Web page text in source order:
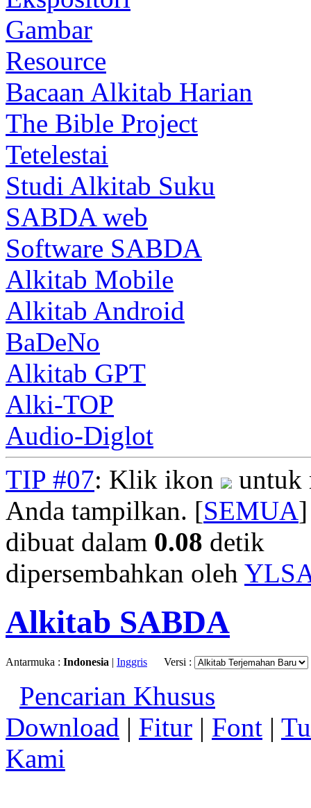
Gambar
Resource
Bacaan Alkitab Harian
The Bible Project
Tetelestai
Studi Alkitab Suku
SABDA web
Software SABDA
Alkitab Mobile
Alkitab Android
BaDeNo
Alkitab GPT
Alki-TOP
Audio-Diglot
TIP #07: Klik ikon
untuk
Anda tampilkan. [SEMUA]
dibuat dalam 0.08 detik
dipersembahkan oleh
Alkitab SABDA
Antarmuka : Indonesia | Inggris Versi :
Pencarian Khusus
Download | Fitur | Font |
Kami